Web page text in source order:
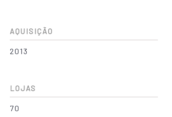
AQUISIÇÃO
2013
LOJAS
70